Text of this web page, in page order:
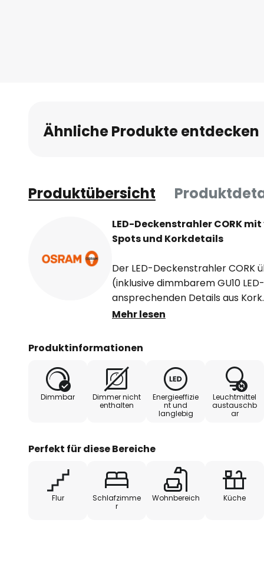
Ähnliche Produkte entdecken
Produktübersicht
LED-Deckenstrahler CORK
Spots und Korkdetails
Der LED-Deckenstrahler CORK
(inklusive dimmbarem GU10
ansprechenden Details aus
Leuchtenfamilie umfasst
Verstellbare Leuchtenköpfe.
OSRAM Lampe inklusive.
Innenraumanwendungen.
Treppenhäuser, Wohnzimmer,
Decken- und Wandanbau.
Mehr lesen
Produktinformationen
Dimmbar
Dimmer nicht
enthalten
Energieeffizie
nt und
langlebig
Leuchtmittel
austauschb
ar
Perfekt für diese Bereiche
Flur
Schlafzimme
r
Wohnbereich Küche